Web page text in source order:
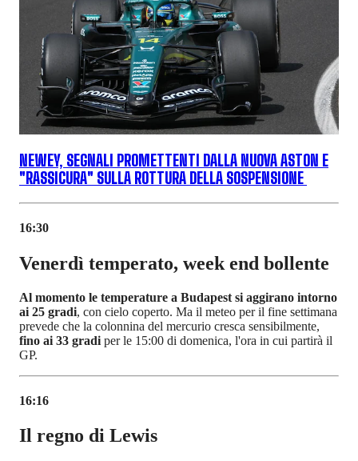
NEWEY, SEGNALI PROMETTENTI DALLA NUOVA ASTON E
"RASSICURA" SULLA ROTTURA DELLA SOSPENSIONE
16:30
Venerdì temperato, week end bollente
Al momento le temperature a Budapest si aggirano intorno
ai 25 gradi, con cielo coperto. Ma il meteo per il fine settimana
prevede che la colonnina del mercurio cresca sensibilmente,
fino ai 33 gradi per le 15:00 di domenica, l'ora in cui partirà il
GP.
16:16
Il regno di Lewis